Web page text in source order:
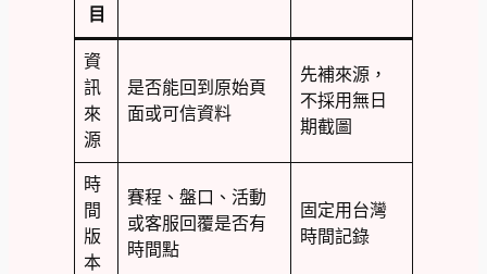
目
資
訊
來
源
是否能回到原始頁
面或可信資料
先補來源，
不採用無日
期截圖
時
間
版
本
賽程、盤口、活動
或客服回覆是否有
時間點
固定用台灣
時間記錄